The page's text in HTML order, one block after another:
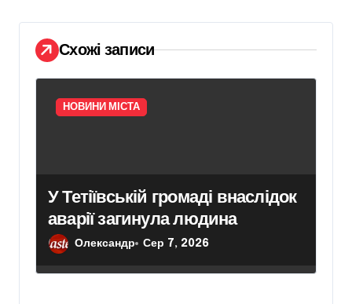
с
і
в
Схожі записи
НОВИНИ МІСТА
У Тетіївській громаді внаслідок
аварії загинула людина
Олександр Сер 7, 2026